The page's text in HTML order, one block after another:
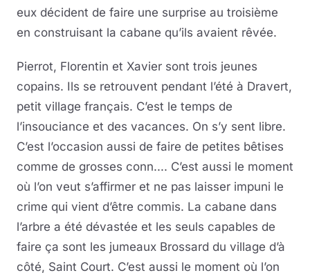
eux décident de faire une surprise au troisième
en construisant la cabane qu’ils avaient rêvée.
Pierrot, Florentin et Xavier sont trois jeunes
copains. Ils se retrouvent pendant l’été à Dravert,
petit village français. C’est le temps de
l’insouciance et des vacances. On s’y sent libre.
C’est l’occasion aussi de faire de petites bêtises
comme de grosses conn.... C’est aussi le moment
où l’on veut s’affirmer et ne pas laisser impuni le
crime qui vient d’être commis. La cabane dans
l’arbre a été dévastée et les seuls capables de
faire ça sont les jumeaux Brossard du village d’à
côté, Saint Court. C’est aussi le moment où l’on